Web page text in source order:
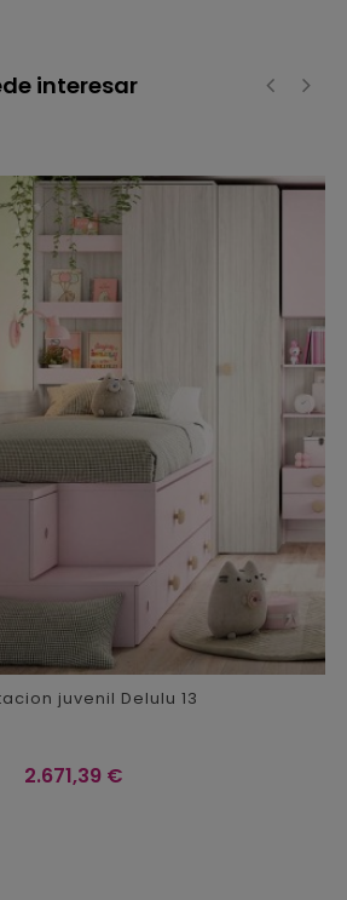
interesar
juvenil Delulu 13
Precio
2.671,39 €